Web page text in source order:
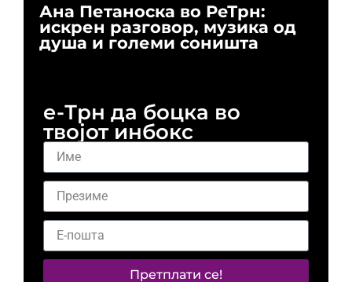
Ана Петаноска во РеТрн:
искрен разговор, музика од
душа и големи соништа
е-Трн да боцка во
твојот инбокс
Претплати се!